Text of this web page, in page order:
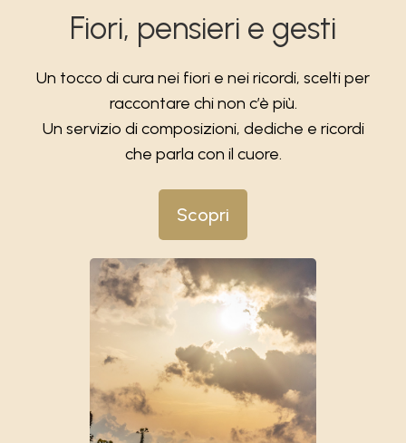
Fiori, pensieri e gesti
Un tocco di cura nei fiori e nei ricordi, scelti per
raccontare chi non c’è più.
Un servizio di composizioni, dediche e ricordi
che parla con il cuore.
Scopri